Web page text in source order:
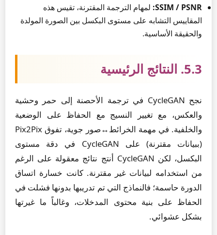
SSIM / PSNR: لمهام الترجمة المقترنة، تقيس هذه
المقاييس التشابه على مستوى البكسل بين الصورة المولدة
والحقيقة الأساسية.
5.3. النتائج الرئيسية
نجح CycleGAN في ترجمة الأحصنة إلى حمر وحشية
والعكس، مع تغيير النسيج مع الحفاظ على الوضعية
والخلفية. في مهمة الخرائط↔صور جوية، تفوق Pix2Pix
(ببيانات مقترنة) على CycleGAN في دقة مستوى
البكسل، لكن CycleGAN أنتج نتائج معقولة على الرغم
من استخدامه لبيانات غير مقترنة. كانت خسارة اتساق
الدورة حاسمة؛ فالنماذج التي تم تدريبها بدونها فشلت في
الحفاظ على بنية محتوى المدخلات، وغالباً ما غيرتها
بشكل عشوائي.